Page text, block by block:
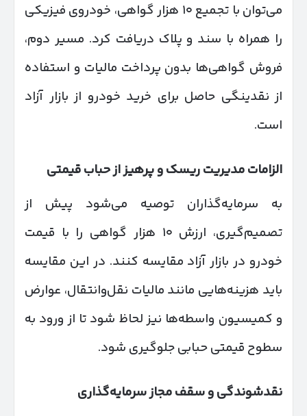
می‌توان با تجمیع ۱۰ هزار گواهی، خودروی فیزیکی
را همراه با سند و پلاک دریافت کرد. مسیر دوم،
فروش گواهی‌ها بدون پرداخت مالیات و استفاده
از نقدینگی حاصل برای خرید خودرو از بازار آزاد
است.
الزامات مدیریت ریسک و پرهیز از حباب قیمتی
به سرمایه‌گذاران توصیه می‌شود پیش از
تصمیم‌گیری، ارزش ۱۰ هزار گواهی را با قیمت
خودرو در بازار آزاد مقایسه کنند. در این مقایسه
باید هزینه‌هایی مانند مالیات نقل‌وانتقال، عوارض
و کمیسیون واسطه‌ها نیز لحاظ شود تا از ورود به
سطوح قیمتی حبابی جلوگیری شود.
نقدشوندگی و سقف مجاز سرمایه‌گذاری